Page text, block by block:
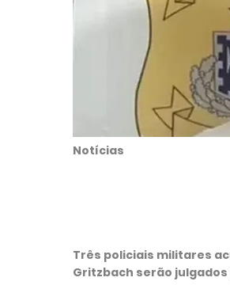
Notícias
Três policiais militares
Gritzbach serão